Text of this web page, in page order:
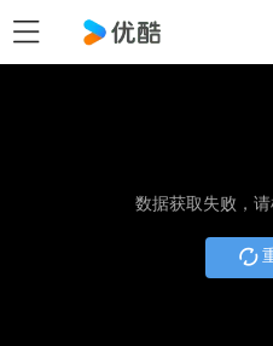
数据获取失败，